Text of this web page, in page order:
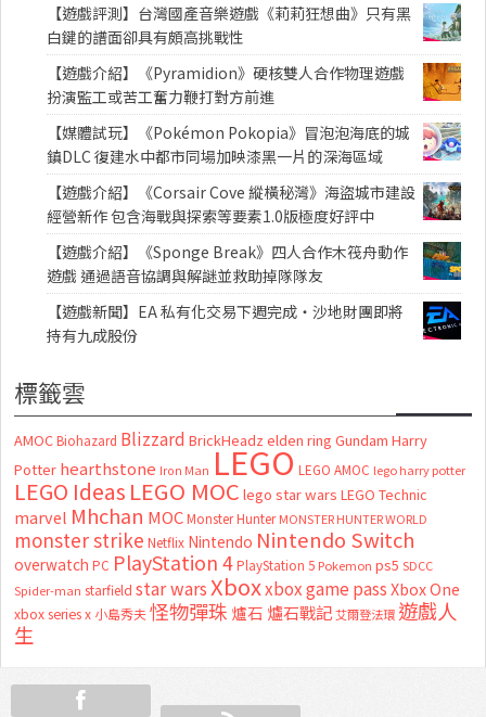
【遊戲評測】台灣國產音樂遊戲《莉莉狂想曲》只有黑
白鍵的譜面卻具有頗高挑戰性
【遊戲介紹】《Pyramidion》硬核雙人合作物理遊戲
扮演監工或苦工奮力鞭打對方前進
【媒體試玩】《Pokémon Pokopia》冒泡泡海底的城
鎮DLC 復建水中都市同場加映漆黑一片的深海區域
【遊戲介紹】《Corsair Cove 縱橫秘灣》海盜城市建設
經營新作 包含海戰與探索等要素1.0版極度好評中
【遊戲介紹】《Sponge Break》四人合作木筏舟動作
遊戲 通過語音協調與解謎並救助掉隊隊友
【遊戲新聞】EA 私有化交易下週完成・沙地財團即將
持有九成股份
標籤雲
AMOC Biohazard Blizzard BrickHeadz elden ring Gundam Harry
Potter hearthstone Iron Man LEGO LEGO AMOC lego harry potter
LEGO Ideas LEGO MOC lego star wars LEGO Technic
marvel Mhchan MOC Monster Hunter MONSTER HUNTER WORLD
monster strike Netflix Nintendo Nintendo Switch
overwatch PC PlayStation 4 PlayStation 5 Pokemon ps5 SDCC
Spider-man starfield star warsXboxxbox game passXbox One
xbox series x 小島秀夫怪物彈珠 爐石 爐石戰記艾爾登法環 遊戲人
生